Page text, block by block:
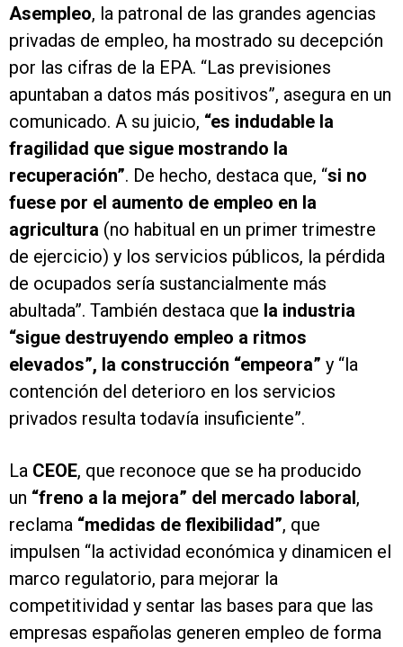
Asempleo, la patronal de las grandes agencias
privadas de empleo, ha mostrado su decepción
por las cifras de la EPA. “Las previsiones
apuntaban a datos más positivos”, asegura en un
comunicado. A su juicio, “es indudable la
fragilidad que sigue mostrando la
recuperación”. De hecho, destaca que, “si no
fuese por el aumento de empleo en la
agricultura (no habitual en un primer trimestre
de ejercicio) y los servicios públicos, la pérdida
de ocupados sería sustancialmente más
abultada”. También destaca que la industria
“sigue destruyendo empleo a ritmos
elevados”, la construcción “empeora” y “la
contención del deterioro en los servicios
privados resulta todavía insuficiente”.
La CEOE, que reconoce que se ha producido
un “freno a la mejora” del mercado laboral,
reclama “medidas de flexibilidad”, que
impulsen “la actividad económica y dinamicen el
marco regulatorio, para mejorar la
competitividad y sentar las bases para que las
empresas españolas generen empleo de forma